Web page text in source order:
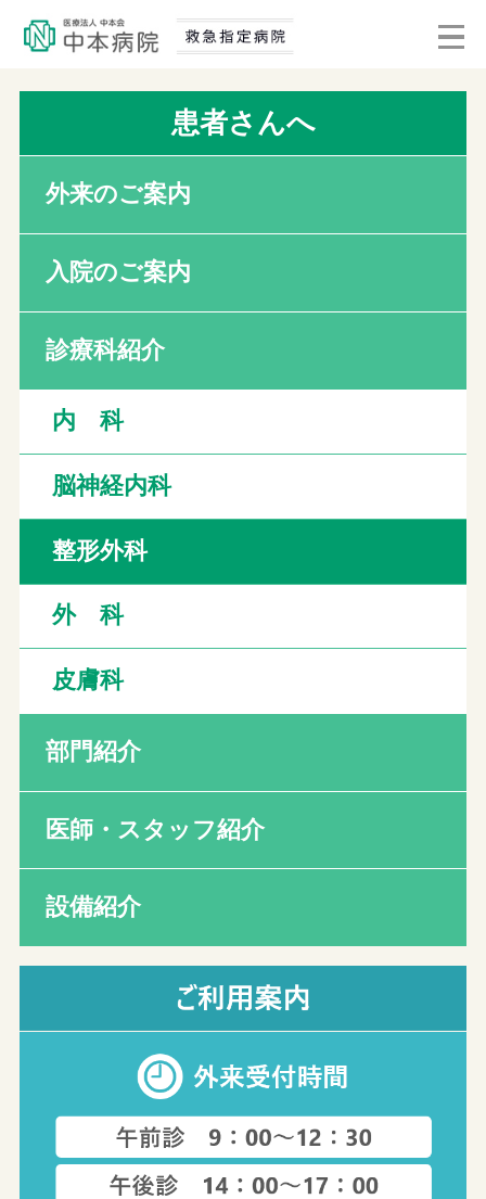
患者さんへ
外来のご案内
入院のご案内
診療科紹介
内 科
脳神経内科
整形外科
外 科
皮膚科
部門紹介
医師・スタッフ紹介
設備紹介